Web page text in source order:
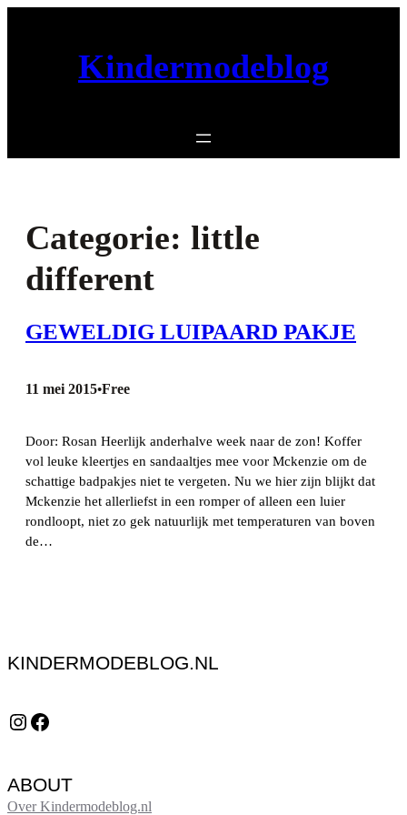
Kindermodeblog
Categorie: little
different
GEWELDIG LUIPAARD PAKJE
11 mei 2015•Free
Door: Rosan Heerlijk anderhalve week naar de zon! Koffer
vol leuke kleertjes en sandaaltjes mee voor Mckenzie om de
schattige badpakjes niet te vergeten. Nu we hier zijn blijkt dat
Mckenzie het allerliefst in een romper of alleen een luier
rondloopt, niet zo gek natuurlijk met temperaturen van boven
de…
KINDERMODEBLOG.NL
Instagram Facebook
ABOUT
Over Kindermodeblog.nl